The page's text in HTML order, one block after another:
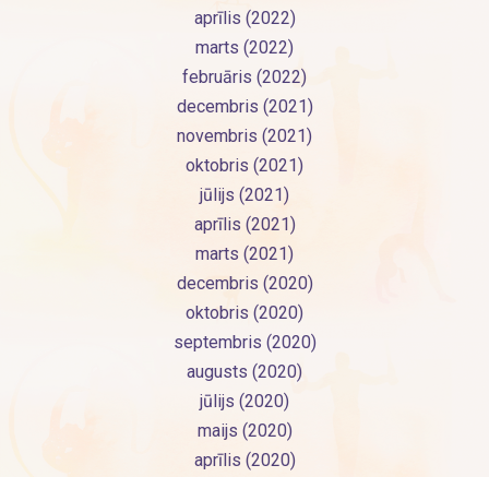
aprīlis (2022)
marts (2022)
februāris (2022)
decembris (2021)
novembris (2021)
oktobris (2021)
jūlijs (2021)
aprīlis (2021)
marts (2021)
decembris (2020)
oktobris (2020)
septembris (2020)
augusts (2020)
jūlijs (2020)
maijs (2020)
aprīlis (2020)